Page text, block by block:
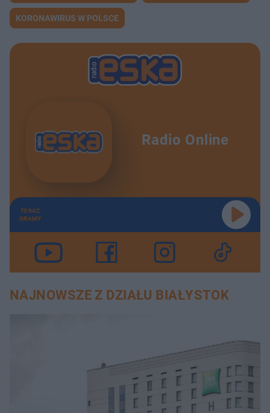
KORONAWIRUS W POLSCE
Radio Online
TERAZ
GRAMY
NAJNOWSZE Z DZIAŁU BIAŁYSTOK